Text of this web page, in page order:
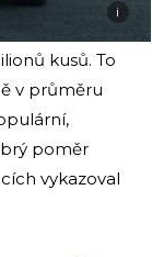
i
kusů. To
v průměru
poměr
vykazoval